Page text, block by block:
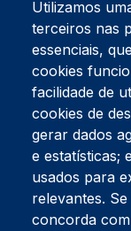
Tel:234 390 100
Endereço Postal
Apartado 42
Rua Gil Eanes 31
3834-908 Gafanha
Estúdios
Utilizamos
terceiros nas
essenciais,
cookies
facilidade de
cookies de
gerar dados
e estatísticas;
usados para
relevantes. Se
concorda